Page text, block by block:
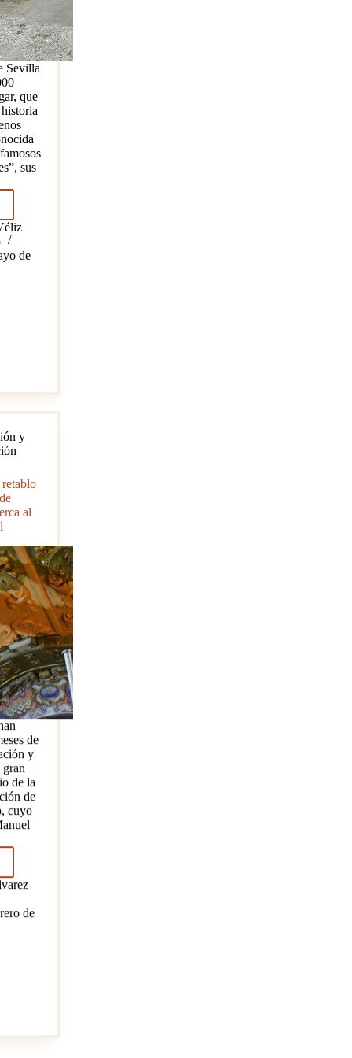
Sevilla
que
sus
de
y
al
de
y
de la
de
cuyo
de